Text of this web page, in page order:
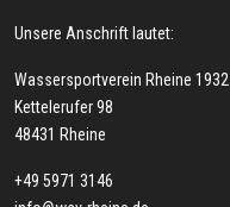
Unsere Anschrift lautet:
Wassersportverein Rheine 1932
Kettelerufer 98
48431 Rheine
+49 5971 3146